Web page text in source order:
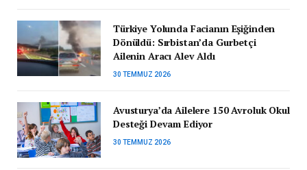
Türkiye Yolunda Facianın Eşiğinden
Dönüldü: Sırbistan’da Gurbetçi
Ailenin Aracı Alev Aldı
30 TEMMUZ 2026
Avusturya’da Ailelere 150 Avroluk Okul
Desteği Devam Ediyor
30 TEMMUZ 2026